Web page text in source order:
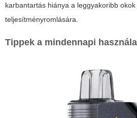
karbantartás hiánya a leggyakoribb
teljesítményromlására.
Tippek a mindennapi